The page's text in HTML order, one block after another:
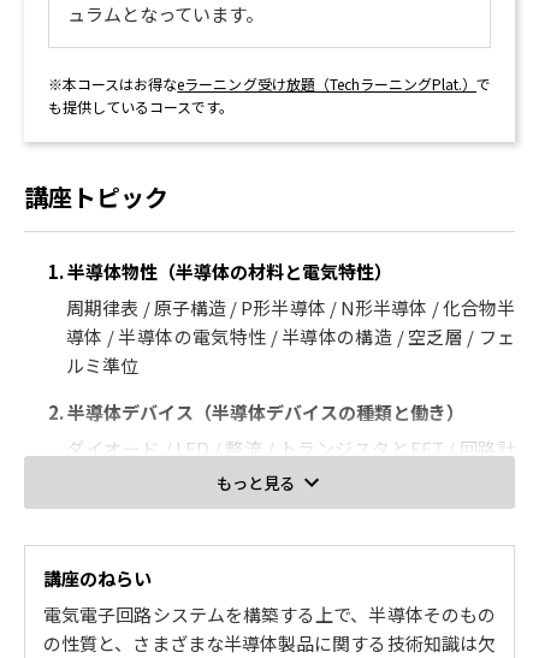
ュラムとなっています。
※本コースはお得なeラーニング受け放題（TechラーニングPlat.）で
も提供しているコースです。
講座トピック
1. 半導体物性（半導体の材料と電気特性）
周期律表 / 原子構造 / P形半導体 / N形半導体 / 化合物半
導体 / 半導体の電気特性 / 半導体の構造 / 空乏層 / フェ
ルミ準位
2. 半導体デバイス（半導体デバイスの種類と働き）
ダイオード / LED / 整流 / トランジスタとFET / 回路計
算 / 半導体集積回路 / 論理素子 / 組み合わせ回路 / メモ
リ / 半導体センサ / ICチップ
3. 半導体集積回路製造プロセス（半導体集積回路ができ
るまで）
前工程と後工程 / ムーアの法則 / CVD法 / PVD法 / RCA
洗浄 / ウェーハの汚染 / クリーンルーム、フィルタ / ク
もっと見る
講座のねらい
電気電子回路システムを構築する上で、半導体そのもの
の性質と、さまざまな半導体製品に関する技術知識は欠